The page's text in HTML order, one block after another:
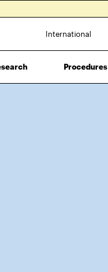
International
Procedures